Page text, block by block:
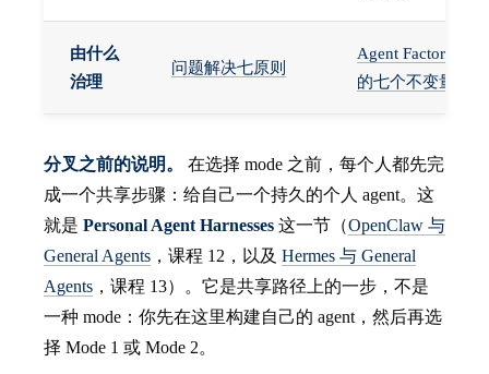
由什么
治理
问题解决七原则
Agent Factory
的七个不变量
分叉之前的说明。
在选择 mode 之前，每个人都先完
成一个共享步骤：给自己一个持久的个人 agent。这
就是 Personal Agent Harnesses 这一节（OpenClaw 与
General Agents ，课程 12，以及 Hermes 与 General
Agents ，课程 13）。它是共享路径上的一步，不是
一种 mode：你先在这里构建自己的 agent，然后再选
择 Mode 1 或 Mode 2。